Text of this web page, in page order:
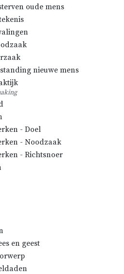
oude mens
nieuwe mens
- Doel
- Noodzaak
- Richtsnoer
en geest